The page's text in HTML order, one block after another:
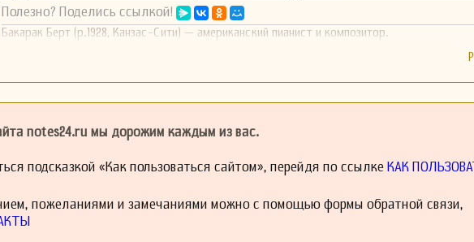
Полезно? Поделись ссылкой!
Бакарак Берт (р.1928, Канзас-Сити) — американский пианист и композитор.
notes24.ru мы дорожим каждым из вас.
подсказкой «Как пользоваться сайтом», перейдя по ссылке КАК
пожеланиями и замечаниями можно с помощью формы обратной связи,